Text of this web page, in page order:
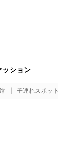
ッション
子連れスポット